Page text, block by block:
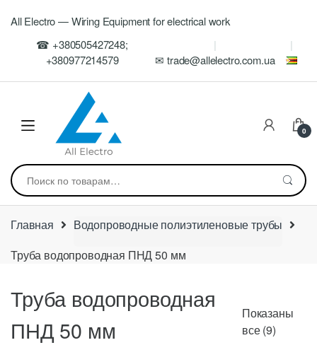
navigation
All Electro — Wiring Equipment for electrical work
☎ +380505427248;
+380977214579
✉ trade@allelectro.com.ua
0
Искать:
Главная
Водопроводные полиэтиленовые трубы
Труба водопроводная ПНД 50 мм
Труба водопроводная
ПНД 50 мм
Показаны
все (9)Цены: